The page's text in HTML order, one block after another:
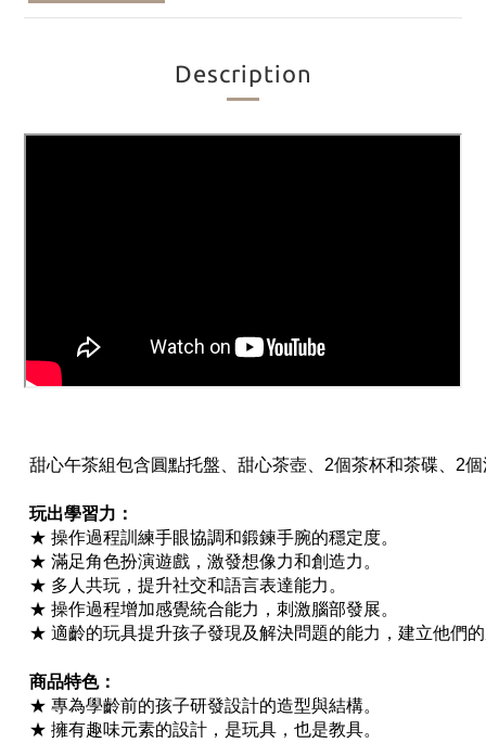
Description
甜心午茶組包含圓點托盤、甜心茶壺、2個茶杯和茶碟、2
玩出學習力：
★ 操作過程訓練手眼協調和鍛鍊手腕的穩定度。
★ 滿足角色扮演遊戲，激發想像力和創造力。
★ 多人共玩，提升社交和語言表達能力。
★ 操作過程增加感覺統合能力，刺激腦部發展。
★ 適齡的玩具提升孩子發現及解決問題的能力，建立他們
商品特色：
★ 專為學齡前的孩子研發設計的造型與結構。
★ 擁有趣味元素的設計，是玩具，也是教具。